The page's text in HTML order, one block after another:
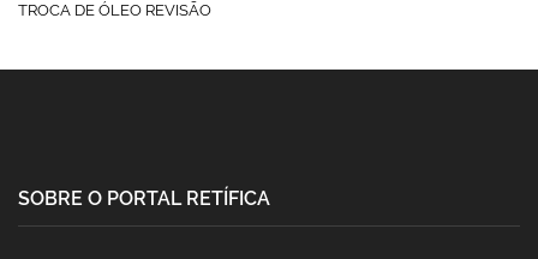
TROCA DE ÓLEO REVISÃO
SOBRE O PORTAL RETÍFICA